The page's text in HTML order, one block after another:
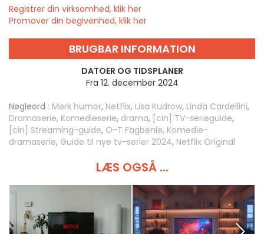
Registrer din virksomhed, klik her
Promover din begivenhed, klik her
BRUGBAR INFORMATION
DATOER OG TIDSPLANER
Fra 12. december 2024
Nøgleord : Mørk humor, Netflix, Lisa Kudrow, Linda Cardellini,
Dramaserie, Komedieserie, drama, [cin] TV-serieguide,
[cin] Streaming-guide, O-T Fagbenle, Komedie-
dramaserie, Guide til nye tv-serier 2024, Netflix Original
LÆS OGSÅ ...